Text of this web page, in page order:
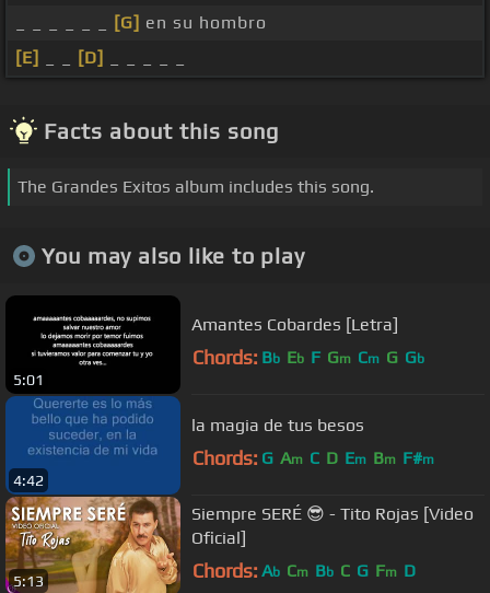
[G] en su hombro
[E]
[D]
Facts about this song
The Grandes Exitos album includes this song.
You may also like to play
5:01
Amantes Cobardes [Letra]
Chords: Bb Eb F Gm Cm G Gb
4:42
la magia de tus besos
Chords: G Am C D Em Bm F#m
5:13
Siempre SERÉ 😎 - Tito Rojas [Video
Oficial]
Chords: Ab Cm Bb C G Fm D